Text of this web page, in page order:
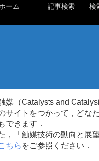
ホーム 記事検索 検
触媒（Catalysts and
サイトをつかって，どな
できます．
，「触媒技術の動向と展
ちら をご参照ください．